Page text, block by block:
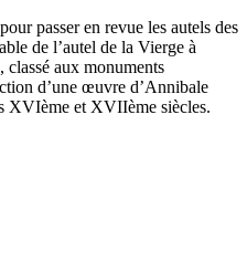
passer en revue les autels des
de l’autel de la Vierge à
classé aux monuments
d’une œuvre d’Annibale
XVIème et XVIIème siècles.